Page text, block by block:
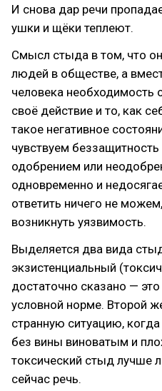
И снова дар речи
ушки и щёки теплеют.
Смысл стыда в том, что
людей в обществе, а
человека
своё действие и то, как
такое негативное
чувствуем
одобрением или
одновременно и
ответить ничего не
возникнуть уязвимость.
Выделяется два вида
экзистенциальный
достаточно сказано — это
условной норме. Второй
странную ситуацию,
без вины виноватым и
токсический стыд лучше
сейчас речь.